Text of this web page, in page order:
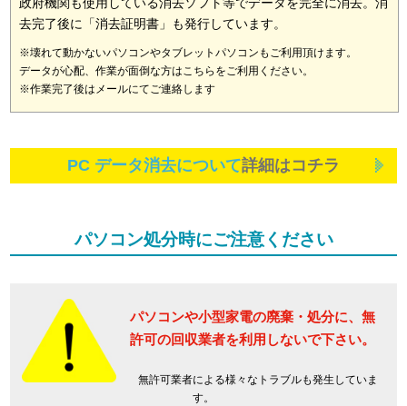
去完了後に「消去証明書」も発行しています。
※壊れて動かないパソコンやタブレットパソコンもご利用頂けます。
データが心配、作業が面倒な方はこちらをご利用ください。
※作業完了後はメールにてご連絡します
PC データ消去について詳細はコチラ
パソコン処分時にご注意ください
パソコンや小型家電の廃棄・処分に、 無
許可の回収業者を利用しないで下さい。
無許可業者による様々なトラブルも発生していま
す。